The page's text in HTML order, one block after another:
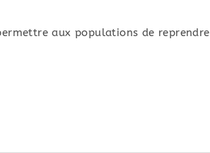
aux populations de reprendre